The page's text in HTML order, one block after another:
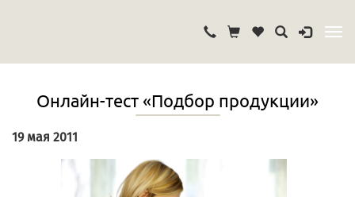
Онлайн-тест «Подбор продукции»
19 мая 2011